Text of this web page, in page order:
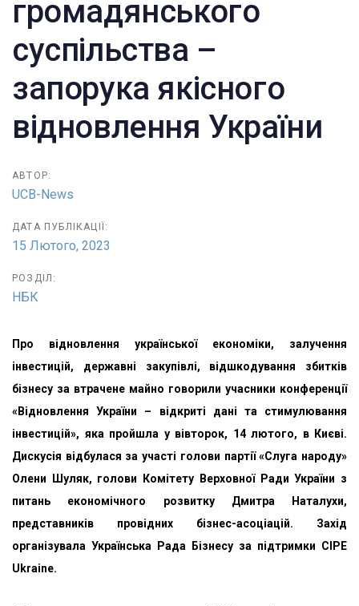
громадянського
суспільства –
запорука якісного
відновлення України
АВТОР:
UCB-News
ДАТА ПУБЛІКАЦІЇ:
15 Лютого, 2023
РОЗДІЛ:
НБК
Про відновлення української економіки, залучення
інвестицій, державні закупівлі, відшкодування збитків
бізнесу за втрачене майно говорили учасники конференції
«Відновлення України – відкриті дані та стимулювання
інвестицій», яка пройшла у вівторок, 14 лютого, в Києві.
Дискусія відбулася за участі голови партії «Слуга народу»
Олени Шуляк, голови Комітету Верховної Ради України з
питань економічного розвитку Дмитра Наталухи,
представників провідних бізнес-асоціацій. Захід
організувала Українська Рада Бізнесу за підтримки CIPE
Ukraine.